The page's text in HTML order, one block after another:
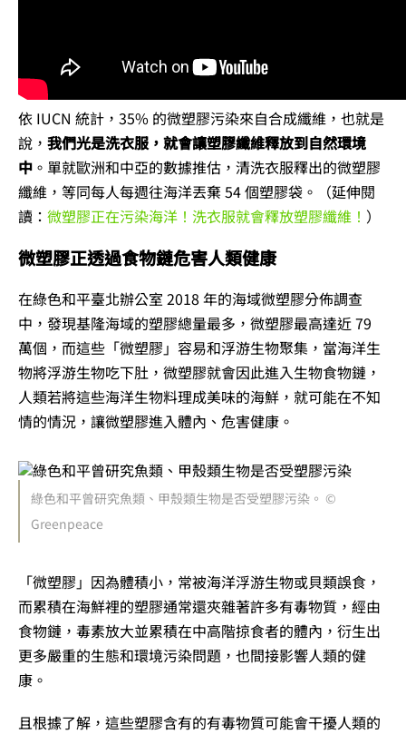
依 IUCN 統計，35% 的微塑膠污染來自合成纖維，也就是
說， 我們光是洗衣服，就會讓塑膠纖維釋放到自然環境
中 。單就歐洲和中亞的數據推估，清洗衣服釋出的微塑膠
纖維，等同每人每週往海洋丟棄 54 個塑膠袋。（延伸閱
讀： 微塑膠正在污染海洋！洗衣服就會釋放塑膠纖維！ ）
微塑膠正透過食物鏈危害人類健康
在綠色和平臺北辦公室 2018 年的海域微塑膠分佈調查
中，發現基隆海域的塑膠總量最多，微塑膠最高達近 79
萬個，而這些「微塑膠」容易和浮游生物聚集，當海洋生
物將浮游生物吃下肚，微塑膠就會因此進入生物食物鏈，
人類若將這些海洋生物料理成美味的海鮮，就可能在不知
情的情況，讓微塑膠進入體內、危害健康。
綠色和平曾研究魚類、甲殼類生物是否受塑膠污染。 ©
Greenpeace
「微塑膠」因為體積小，常被海洋浮游生物或貝類誤食，
而累積在海鮮裡的塑膠通常還夾雜著許多有毒物質，經由
食物鏈，毒素放大並累積在中高階掠食者的體內，衍生出
更多嚴重的生態和環境污染問題，也間接影響人類的健
康。
且根據了解，這些塑膠含有的有毒物質可能會干擾人類的